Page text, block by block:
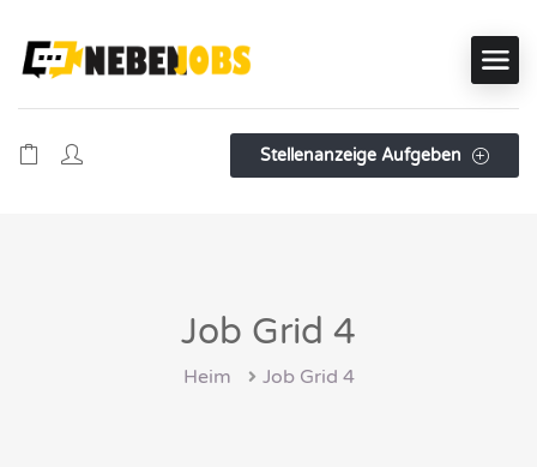
Stellenanzeige Aufgeben
Job Grid 4
Heim Job Grid 4